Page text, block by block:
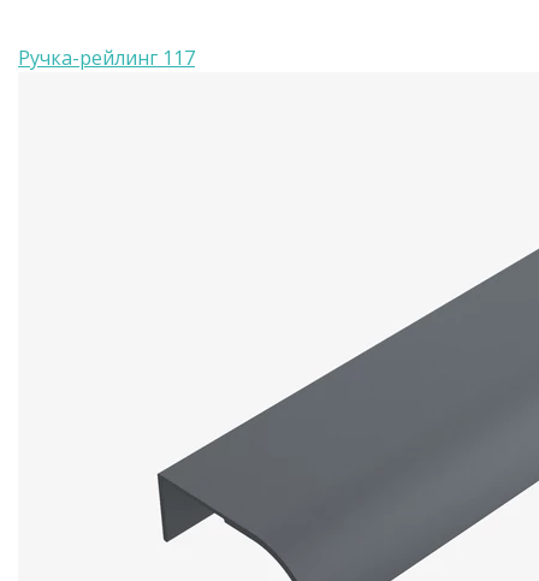
Ручка-рейлинг 117